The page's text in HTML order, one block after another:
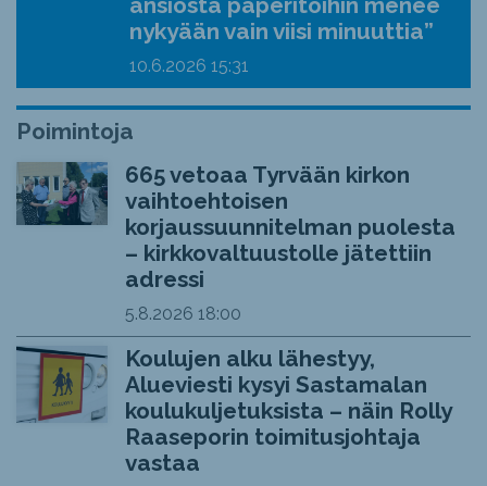
nykyään vain viisi minuuttia”
10.6.2026 15:31
Poimintoja
665 vetoaa Tyrvään kirkon
vaihtoehtoisen
korjaussuunnitelman puolesta
– kirkkovaltuustolle jätettiin
adressi
5.8.2026 18:00
Koulujen alku lähestyy,
Alueviesti kysyi Sastamalan
koulukuljetuksista – näin Rolly
Raaseporin toimitusjohtaja
vastaa